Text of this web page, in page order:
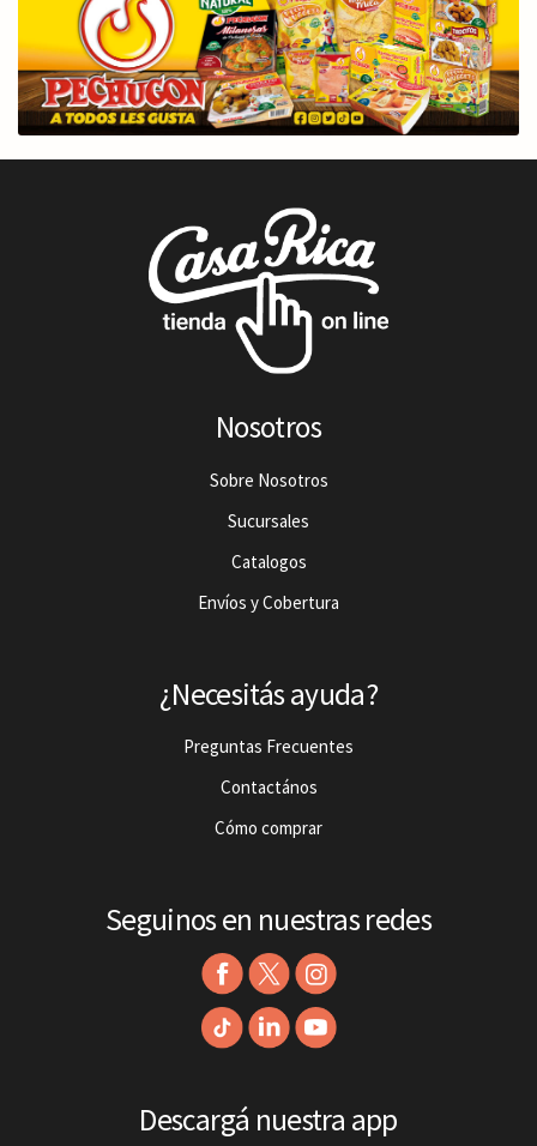
Nosotros
Sobre Nosotros
Sucursales
Catalogos
Envíos y Cobertura
¿Necesitás ayuda?
Preguntas Frecuentes
Contactános
Cómo comprar
Seguinos en nuestras redes
Descargá nuestra app